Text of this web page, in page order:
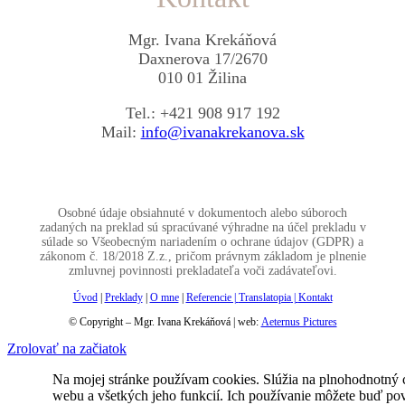
Mgr. Ivana Krekáňová
Daxnerova 17/2670
010 01 Žilina
Tel.: +421 908 917 192
Mail: info@ivanakrekanova.sk
Osobné údaje obsiahnuté v dokumentoch alebo súboroch
zadaných na preklad sú spracúvané výhradne na účel prekladu v
súlade so Všeobecným nariadením o ochrane údajov (GDPR) a
zákonom č. 18/2018 Z.z., pričom právnym základom je plnenie
zmluvnej povinnosti prekladateľa voči zadávateľovi.
Úvod| Preklady| O mne| Referencie | Translatopia| Kontakt
© Copyright – Mgr. Ivana Krekáňová | web: Aeternus Pictures
Zrolovať na začiatok
Na mojej stránke používam cookies. Slúžia na plnohodnotný
webu a všetkých jeho funkcií. Ich používanie môžete buď